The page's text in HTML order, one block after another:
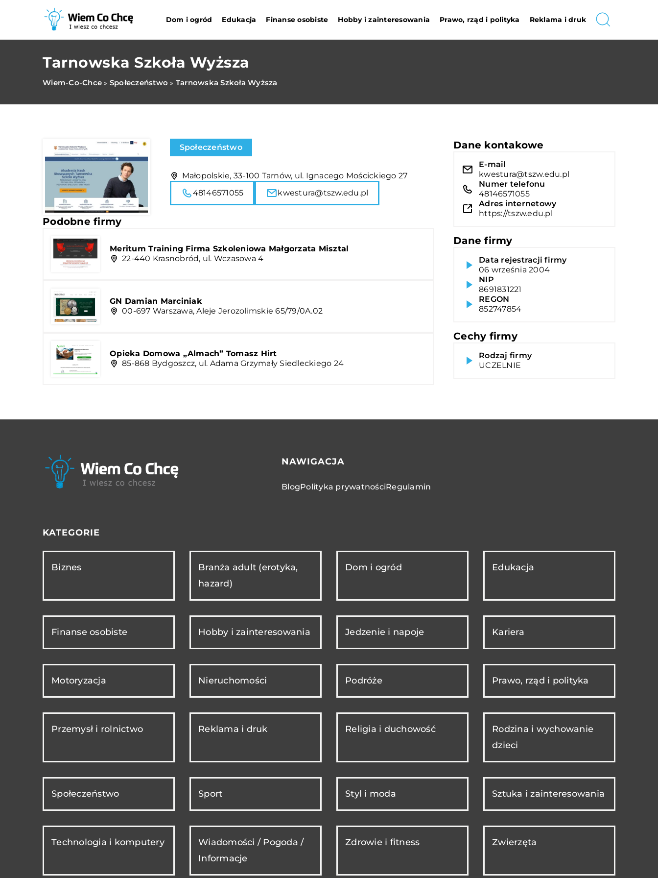
Dom i ogród Edukacja Finanse osobiste Hobby i zainteresowania Prawo, rząd i polityka Reklama i druk
Tarnowska Szkoła Wyższa
Wiem-Co-Chce » Społeczeństwo » Tarnowska Szkoła Wyższa
Społeczeństwo
Małopolskie, 33-100 Tarnów, ul. Ignacego Mościckiego 27
48146571055
kwestura@tszw.edu.pl
Podobne firmy
Meritum Training Firma Szkoleniowa Małgorzata Misztal
22-440 Krasnobród, ul. Wczasowa 4
GN Damian Marciniak
00-697 Warszawa, Aleje Jerozolimskie 65/79/0A.02
Opieka Domowa „Almach” Tomasz Hirt
85-868 Bydgoszcz, ul. Adama Grzymały Siedleckiego 24
Dane kontakowe
E-mail
kwestura@tszw.edu.pl
Numer telefonu
48146571055
Adres internetowy
https://tszw.edu.pl
Dane firmy
Data rejestracji firmy
06 września 2004
NIP
8691831221
REGON
852747854
Cechy firmy
Rodzaj firmy
UCZELNIE
NAWIGACJA
BlogPolityka prywatnościRegulamin
KATEGORIE
Biznes
Branża adult (erotyka,
hazard)
Dom i ogród Edukacja
Finanse osobiste Hobby i zainteresowania Jedzenie i napoje Kariera
Motoryzacja Nieruchomości Podróże Prawo, rząd i polityka
Przemysł i rolnictwo Reklama i druk Religia i duchowość
Rodzina i wychowanie
dzieci
Społeczeństwo Sport Styl i moda Sztuka i zainteresowania
Technologia i komputery
Wiadomości / Pogoda /
Informacje
Zdrowie i fitness Zwierzęta